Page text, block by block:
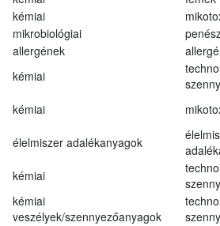
kémiai
mikrobiológiai
allergének
kémiai
kémiai
élelmiszer adalékanyagok
kémiai
kémiai
veszélyek/szennyezőanyagok